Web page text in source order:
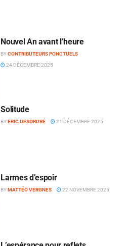
Nouvel An avant l’heure
BYCONTRIBUTEURS PONCTUELS
24 DÉCEMBRE 2025
Solitude
BYERIC DESORDRE 21 DÉCEMBRE 2025
Larmes d’espoir
BYMATTÉO VERGNES 22 NOVEMBRE 2025